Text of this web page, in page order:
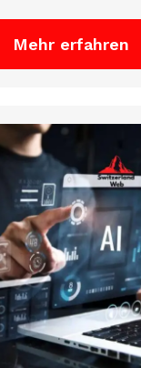
Mehr erfahren